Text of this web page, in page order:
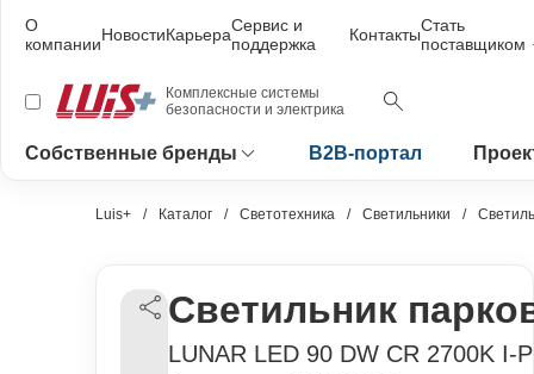
О
компанииНовостиКарьераСервис и
поддержка
КонтактыСтать
поставщиком
Комплексные системы
безопасности и электрика
Собственные бренды B2B-портал
Luis+ Каталог Светотехника Светильники
Светильник
LUNAR LED 90 DW CR 2700K I-